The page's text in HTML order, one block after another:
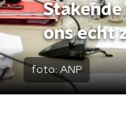
ons echt
foto: ANP